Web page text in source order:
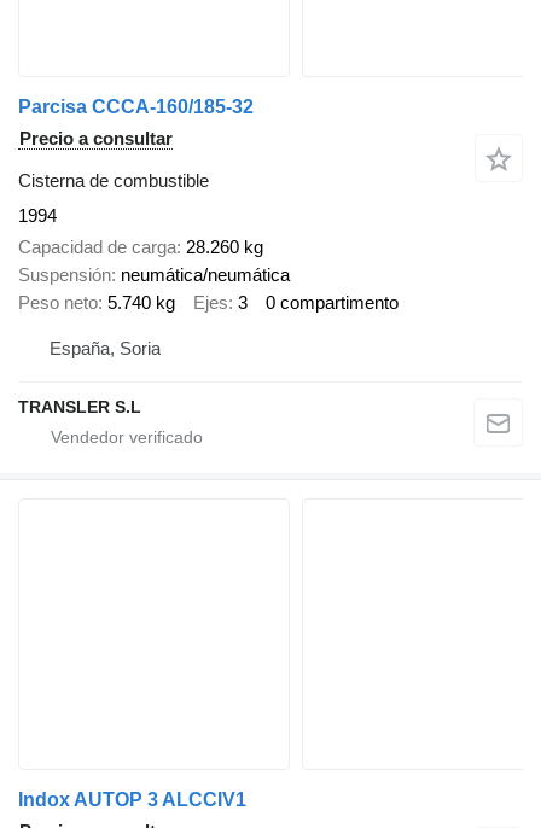
Parcisa CCCA-160/185-32
Precio a consultar
Cisterna de combustible
1994
Capacidad de carga 28.260 kg
Suspensión neumática/neumática
Peso neto 5.740 kg Ejes 3 0 compartimento
España, Soria
TRANSLER S.L
Indox AUTOP 3 ALCCIV1